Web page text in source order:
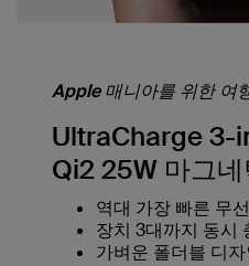
Apple 매니아를 위한 여
UltraCharge 3-
Qi2 25W 마그
역대 가장 빠른 무
장치 3대까지 동시
가벼운 폴더블 디